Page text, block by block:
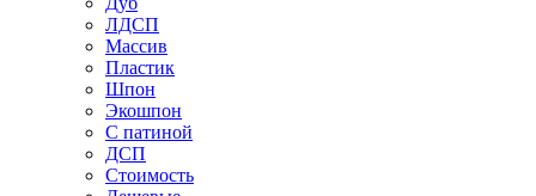
ЛДСП
Массив
Пластик
Шпон
Экошпон
С патиной
ДСП
Стоимость